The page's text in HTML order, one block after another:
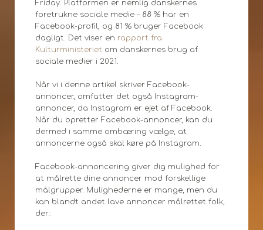
Friday. Platformen er nemlig danskernes
foretrukne sociale medie – 88 % har en
Facebook-profil, og 81 % bruger Facebook
dagligt. Det viser en rapport fra
Kulturministeriet om danskernes brug af
sociale medier i 2021.
Når vi i denne artikel skriver Facebook-
annoncer, omfatter det også Instagram-
annoncer, da Instagram er ejet af Facebook.
Når du opretter Facebook-annoncer, kan du
dermed i samme ombæring vælge, at
annoncerne også skal køre på Instagram.
Facebook-annoncering giver dig mulighed for
at målrette dine annoncer mod forskellige
målgrupper. Mulighederne er mange, men du
kan blandt andet lave annoncer målrettet folk,
der: